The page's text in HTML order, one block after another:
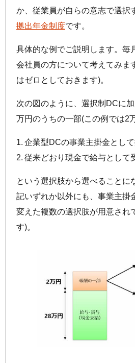
か、従業員が自らの意志で選択
拠出年金制度です。
具体的な例でご説明します。毎
会社員の方について考えてみま
はゼロとしておきます)。
次の図のように、選択制DCに
万円のうちの一部(この例では2
企業型DCの事業主掛金とし
従来どおり現金で給与として
という選択肢から選べることに
記いずれか以外にも、事業主掛
変えた複数の選択肢が用意され
す)。